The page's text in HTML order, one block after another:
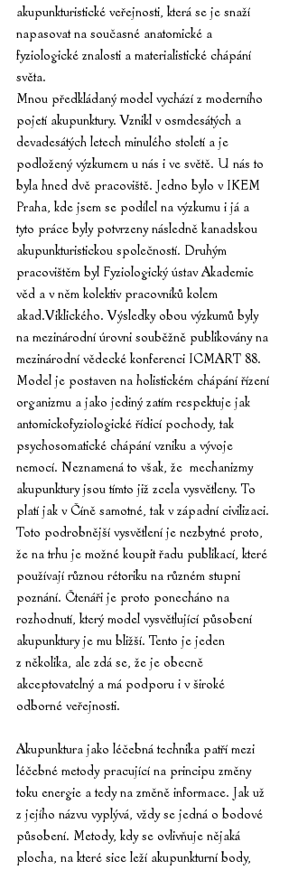
akupunkturistické veřejnosti, která se je snaží
napasovat na současné anatomické a
fyziologické znalosti a materialistické chápání
světa.
Mnou předkládaný model vychází z moderního
pojetí akupunktury. Vznikl v osmdesátých a
devadesátých letech minulého století a je
podložený výzkumem u nás i ve světě. U nás to
byla hned dvě pracoviště. Jedno bylo v IKEM
Praha, kde jsem se podílel na výzkumu i já a
tyto práce byly potvrzeny následně kanadskou
akupunkturistickou společností. Druhým
pracovištěm byl Fyziologický ústav Akademie
věd a v něm kolektiv pracovníků kolem
akad.Viklického. Výsledky obou výzkumů byly
na mezinárodní úrovni souběžně publikovány na
mezinárodní vědecké konferenci ICMART 88.
Model je postaven na holistickém chápání řízení
organizmu a jako jediný zatím respektuje jak
antomickofyziologické řídicí pochody, tak
psychosomatické chápání vzniku a vývoje
nemocí. Neznamená to však, že  mechanizmy
akupunktury jsou tímto již zcela vysvětleny. To
platí jak v Číně samotné, tak v západní civilizaci.
Toto podrobnější vysvětlení je nezbytné proto,
že na trhu je možné koupit řadu publikací, které
používají různou rétoriku na různém stupni
poznání. Čtenáři je proto ponecháno na
rozhodnutí, který model vysvětlující působení
akupunktury je mu bližší. Tento je jeden
z několika, ale zdá se, že je obecně
akceptovatelný a má podporu i v široké
odborné veřejnosti.
Akupunktura jako léčebná technika patří mezi
léčebné metody pracující na principu změny
toku energie a tedy na změně informace. Jak už
z jejího názvu vyplývá, vždy se jedná o bodové
působení. Metody, kdy se ovlivňuje nějaká
plocha, na které sice leží akupunkturní body,